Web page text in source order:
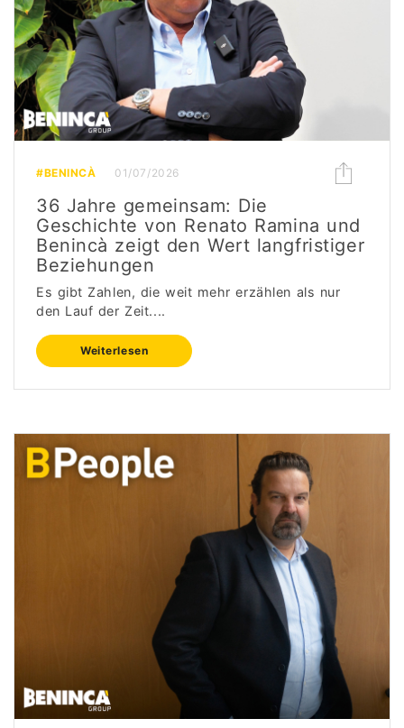
#BENINCÀ 01/07/2026
36 Jahre gemeinsam: Die
Geschichte von Renato Ramina und
Benincà zeigt den Wert langfristiger
Beziehungen
Es gibt Zahlen, die weit mehr erzählen als nur
den Lauf der Zeit....
Weiterlesen